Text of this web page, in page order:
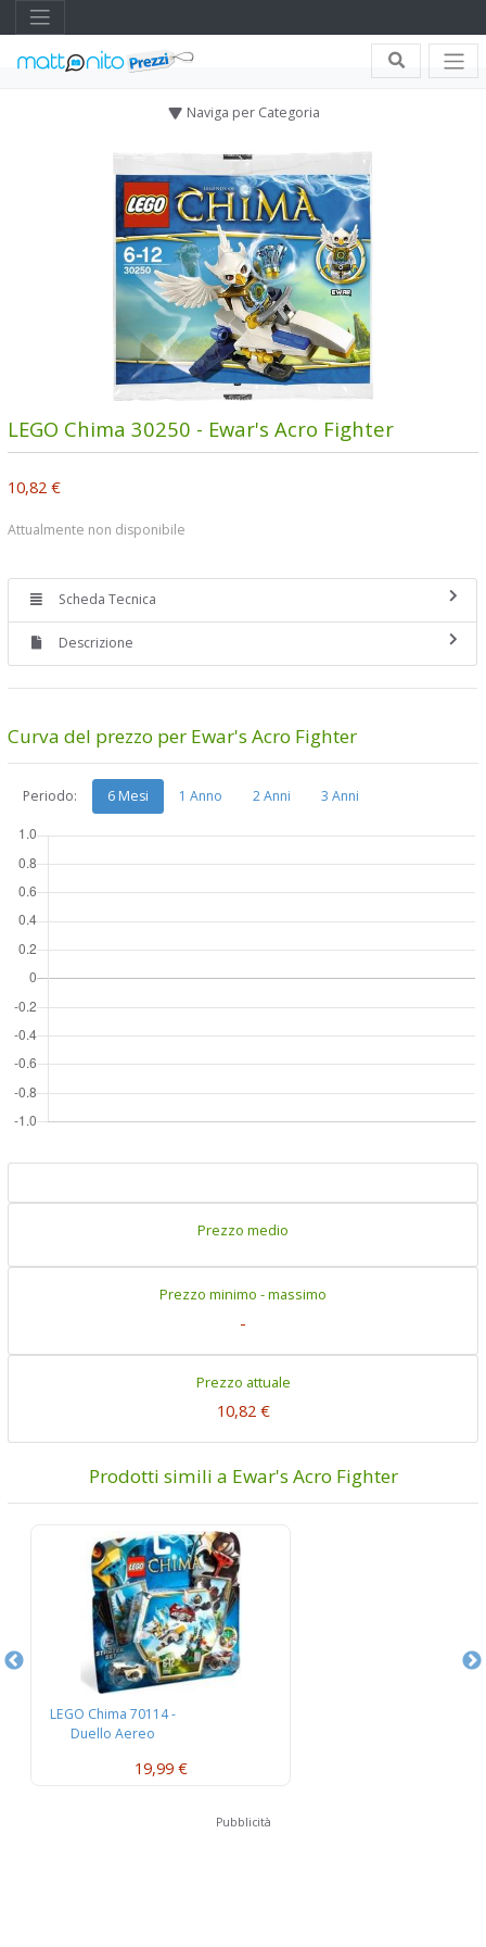
Naviga per Categoria
LEGO Chima 30250 - Ewar's Acro Fighter
10,82 €
Attualmente non disponibile
Scheda Tecnica
Descrizione
Curva del prezzo per Ewar's Acro Fighter
Periodo: 6 Mesi 1 Anno 2 Anni 3 Anni
Prezzo medio
Prezzo minimo - massimo
-
Prezzo attuale
10,82 €
Prodotti simili a Ewar's Acro Fighter
LEGO Chima 70114 -
Duello Aereo
19,99 €
Pubblicità